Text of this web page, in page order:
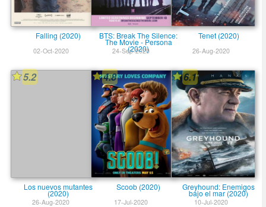
Falling (2020)
02-Oct-2020
BTS: Break The Silence:
The Movie - Persona
(2020)
24-Sep-2020
Tenet (2020)
26-Aug-2020
5.2
Los nuevos mutantes
(2020)
26-Aug-2020
4.8
Scoob (2020)
17-Jul-2020
6.1
Greyhound: Enemigos
bajo el mar (2020)
10-Jul-2020